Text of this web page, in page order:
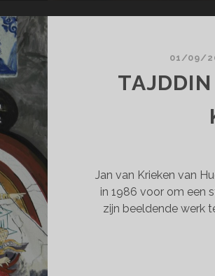
01/09/
Jan van Krieken van
in 1986 voor om een
zijn beeldende werk